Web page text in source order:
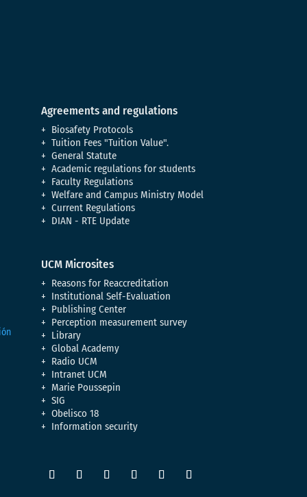
Agreements and regulations
Biosafety Protocols
Tuition Fees "Tuition Value".
General Statute
Academic regulations for students
Faculty Regulations
Welfare and Campus Ministry Model
Current Regulations
DIAN - RTE Update
UCM Microsites
Reasons for Reaccreditation
Institutional Self-Evaluation
Publishing Center
Perception measurement survey
Library
Global Academy
Radio UCM
Intranet UCM
Marie Poussepin
SIG
Obelisco 18
Information security